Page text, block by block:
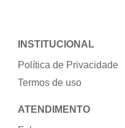
INSTITUCIONAL
Política de Privacidade
Termos de uso
ATENDIMENTO